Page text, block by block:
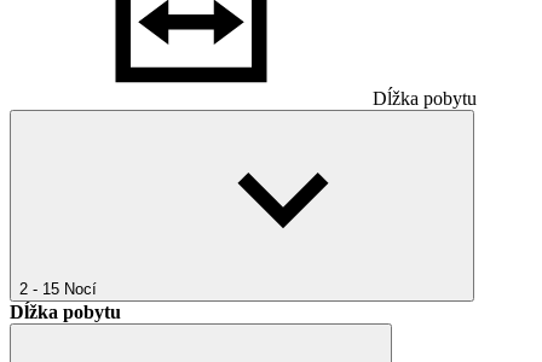
Dĺžka pobytu
2 - 15 Nocí
Dĺžka pobytu